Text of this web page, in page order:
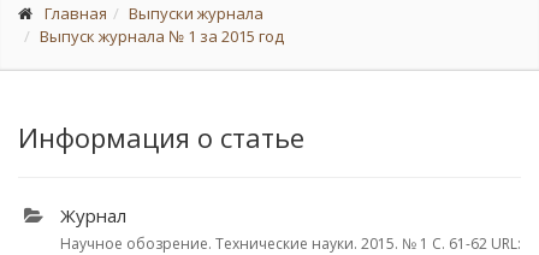
Главная
Выпуски журнала
Выпуск журнала № 1 за 2015 год
Информация о статье
Журнал
Научное обозрение. Технические науки. 2015. № 1 С. 61-62 URL: